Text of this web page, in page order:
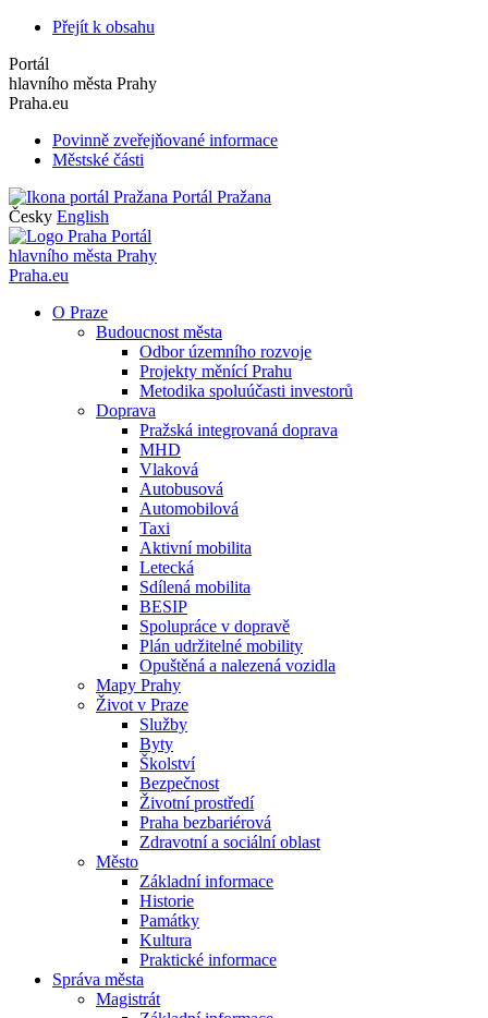
Přejít k obsahu
Portál
hlavního města Prahy
Praha.eu
Povinně zveřejňované informace
Městské části
Portál Pražana
Česky English
Portál
hlavního města Prahy
Praha.eu
O Praze
Budoucnost města
Odbor územního rozvoje
Projekty měnící Prahu
Metodika spoluúčasti investorů
Doprava
Pražská integrovaná doprava
MHD
Vlaková
Autobusová
Automobilová
Taxi
Aktivní mobilita
Letecká
Sdílená mobilita
BESIP
Spolupráce v dopravě
Plán udržitelné mobility
Opuštěná a nalezená vozidla
Mapy Prahy
Život v Praze
Služby
Byty
Školství
Bezpečnost
Životní prostředí
Praha bezbariérová
Zdravotní a sociální oblast
Město
Základní informace
Historie
Památky
Kultura
Praktické informace
Správa města
Magistrát